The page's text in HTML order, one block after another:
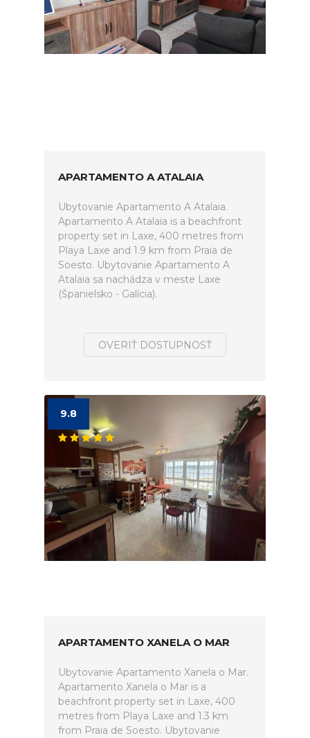
APARTAMENTO A ATALAIA
Ubytovanie Apartamento A Atalaia.
Apartamento A Atalaia is a beachfront
property set in Laxe, 400 metres from
Playa Laxe and 1.9 km from Praia de
Soesto. Ubytovanie Apartamento A
Atalaia sa nachádza v meste Laxe
(Španielsko - Galícia).
OVERIŤ DOSTUPNOSŤ
9.8
APARTAMENTO XANELA O MAR
Ubytovanie Apartamento Xanela o Mar.
Apartamento Xanela o Mar is a
beachfront property set in Laxe, 400
metres from Playa Laxe and 1.3 km
from Praia de Soesto. Ubytovanie